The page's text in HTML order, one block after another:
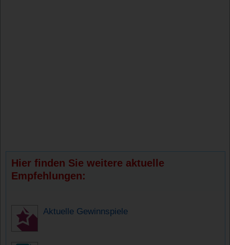
Hier finden Sie weitere aktuelle
Empfehlungen:
Aktuelle Gewinnspiele